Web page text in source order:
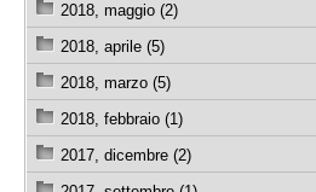
2018, maggio (2)
2018, aprile (5)
2018, marzo (5)
2018, febbraio (1)
2017, dicembre (2)